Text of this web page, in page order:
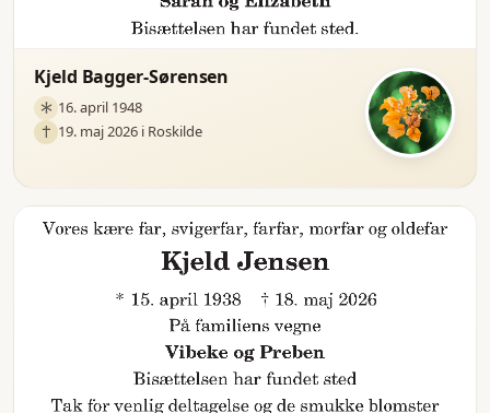
Kjeld Bagger-Sørensen
16. april 1948
19. maj 2026 i Roskilde